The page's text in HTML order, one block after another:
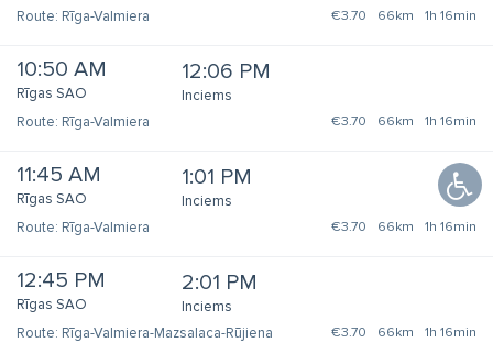
Rīga-Valmiera
€3.70 66km 1h 16min
10:50 AM
Rīgas SAO
12:06 PM
Inciems
Rīga-Valmiera
€3.70 66km 1h 16min
11:45 AM
Rīgas SAO
1:01 PM
Inciems
Rīga-Valmiera
€3.70 66km 1h 16min
12:45 PM
Rīgas SAO
2:01 PM
Inciems
Rīga-Valmiera-Mazsalaca-Rūjiena
€3.70 66km 1h 16min